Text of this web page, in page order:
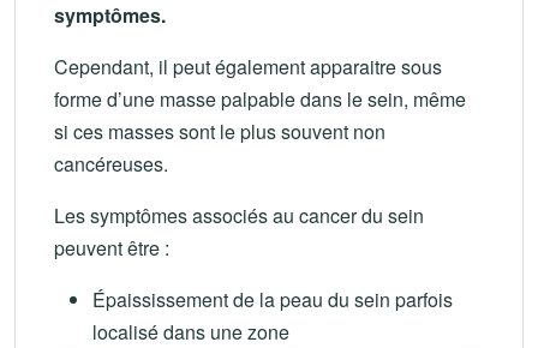
symptômes.
Cependant, il peut également apparaitre sous
forme d’une masse palpable dans le sein, même
si ces masses sont le plus souvent non
cancéreuses.
Les symptômes associés au cancer du sein
peuvent être :
Épaississement de la peau du sein parfois
localisé dans une zone